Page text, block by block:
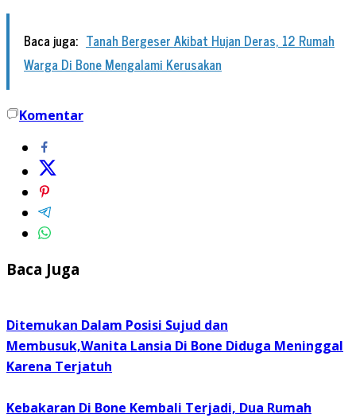
Baca juga: Tanah Bergeser Akibat Hujan Deras, 12 Rumah
Warga Di Bone Mengalami Kerusakan
Komentar
Baca Juga
Ditemukan Dalam Posisi Sujud dan
Membusuk,Wanita Lansia Di Bone Diduga Meninggal
Karena Terjatuh
Kebakaran Di Bone Kembali Terjadi, Dua Rumah